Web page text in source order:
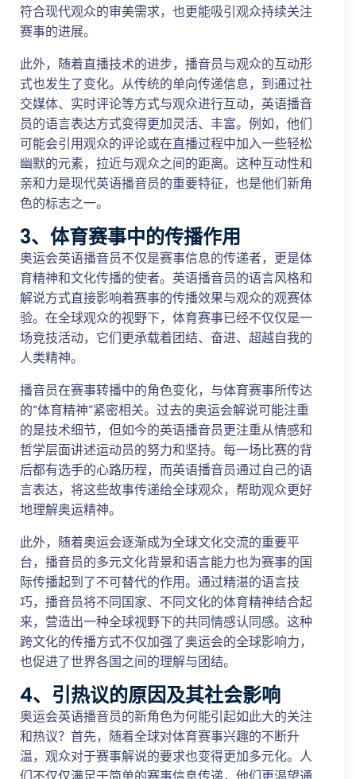
符合现代观众的审美需求，也更能吸引观众持续关注
赛事的进展。
此外，随着直播技术的进步，播音员与观众的互动形
式也发生了变化。从传统的单向传递信息，到通过社
交媒体、实时评论等方式与观众进行互动，英语播音
员的语言表达方式变得更加灵活、丰富。例如，他们
可能会引用观众的评论或在直播过程中加入一些轻松
幽默的元素，拉近与观众之间的距离。这种互动性和
亲和力是现代英语播音员的重要特征，也是他们新角
色的标志之一。
3、体育赛事中的传播作用
奥运会英语播音员不仅是赛事信息的传递者，更是体
育精神和文化传播的使者。英语播音员的语言风格和
解说方式直接影响着赛事的传播效果与观众的观赛体
验。在全球观众的视野下，体育赛事已经不仅仅是一
场竞技活动，它们更承载着团结、奋进、超越自我的
人类精神。
播音员在赛事转播中的角色变化，与体育赛事所传达
的“体育精神”紧密相关。过去的奥运会解说可能注重
的是技术细节，但如今的英语播音员更注重从情感和
哲学层面讲述运动员的努力和坚持。每一场比赛的背
后都有选手的心路历程，而英语播音员通过自己的语
言表达，将这些故事传递给全球观众，帮助观众更好
地理解奥运精神。
此外，随着奥运会逐渐成为全球文化交流的重要平
台，播音员的多元文化背景和语言能力也为赛事的国
际传播起到了不可替代的作用。通过精湛的语言技
巧，播音员将不同国家、不同文化的体育精神结合起
来，营造出一种全球视野下的共同情感认同感。这种
跨文化的传播方式不仅加强了奥运会的全球影响力，
也促进了世界各国之间的理解与团结。
4、引热议的原因及其社会影响
奥运会英语播音员的新角色为何能引起如此大的关注
和热议？首先，随着全球对体育赛事兴趣的不断升
温，观众对于赛事解说的要求也变得更加多元化。人